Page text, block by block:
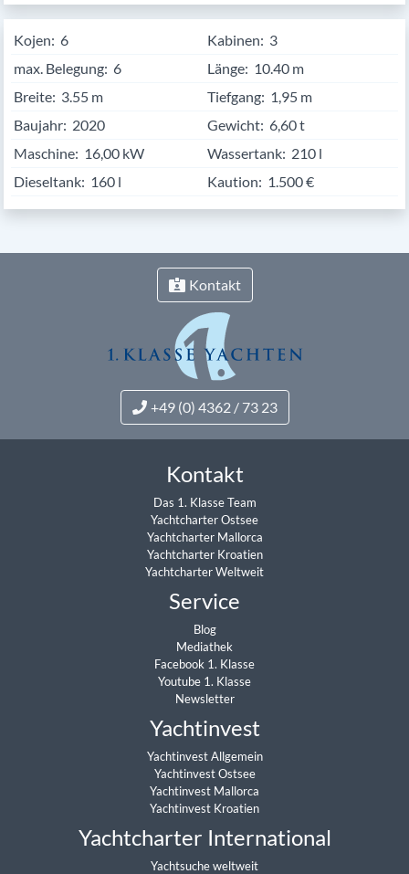
Kojen: 6 Kabinen: 3
max. Belegung: 6 Länge: 10.40
Breite: 3.55 Tiefgang: 1,95 m
Baujahr: 2020 Gewicht: 6,60 t
Maschine: 16,00 kW Wassertank: 210 l
Dieseltank: 160 l Kaution: 1.500 €
Kontakt
+49 (0) 4362 / 73 23
Kontakt
Das 1. Klasse Team
Yachtcharter Ostsee
Yachtcharter Mallorca
Yachtcharter Kroatien
Yachtcharter Weltweit
Service
Blog
Mediathek
Facebook 1. Klasse
Youtube 1. Klasse
Newsletter
Yachtinvest
Yachtinvest Allgemein
Yachtinvest Ostsee
Yachtinvest Mallorca
Yachtinvest Kroatien
Yachtcharter International
Yachtsuche weltweit